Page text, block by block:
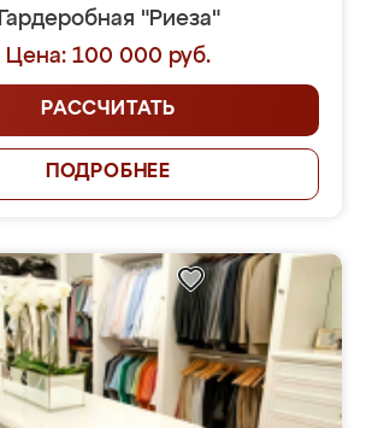
Гардеробная "Риеза"
Цена: 100 000 руб.
РАССЧИТАТЬ
ПОДРОБНЕЕ